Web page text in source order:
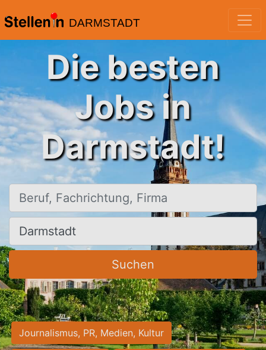
DARMSTADT
Die besten
Jobs in
Darmstadt!
Beruf, Fachrichtung, Firma
Ort, Stadt
Suchen
Journalismus, PR, Medien, Kultur